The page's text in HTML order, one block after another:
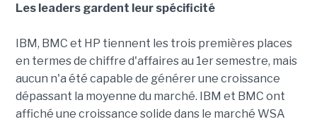
Les leaders gardent leur spécificité
IBM, BMC et HP tiennent les trois premières places
en termes de chiffre d'affaires au 1er semestre, mais
aucun n'a été capable de générer une croissance
dépassant la moyenne du marché. IBM et BMC ont
affiché une croissance solide dans le marché WSA